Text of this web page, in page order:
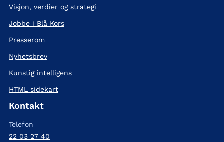
Visjon, verdier og strategi
Jobbe i Blå Kors
Presserom
Nyhetsbrev
Kunstig intelligens
HTML sidekart
Kontakt
Telefon
22 03 27 40